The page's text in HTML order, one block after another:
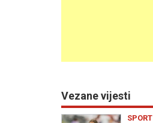
Vezane vijesti
SPORT